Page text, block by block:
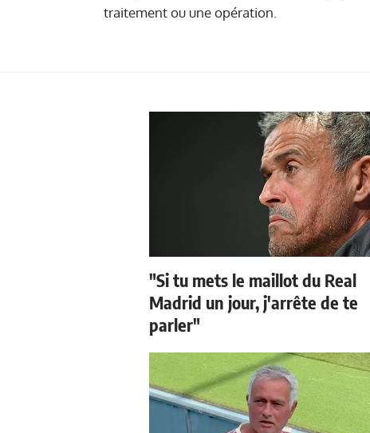
traitement ou une opération.
"Si tu mets le maillot du Real
Madrid un jour, j'arrête de te
parler"